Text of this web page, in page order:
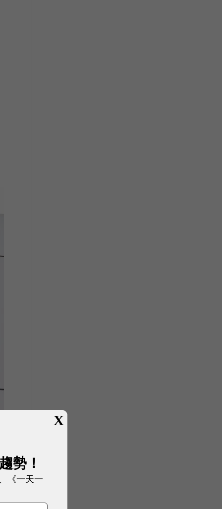
X
勢！
《一天一